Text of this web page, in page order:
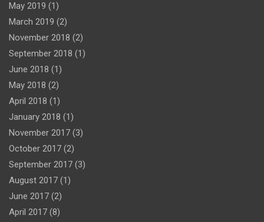
May 2019 (1)
March 2019 (2)
November 2018 (2)
September 2018 (1)
June 2018 (1)
May 2018 (2)
April 2018 (1)
January 2018 (1)
November 2017 (3)
October 2017 (2)
September 2017 (3)
August 2017 (1)
June 2017 (2)
April 2017 (8)